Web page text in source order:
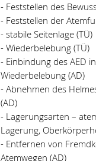
- Feststellen des
- Feststellen der
- stabile Seitenlage (TÜ)
- Wiederbelebung (TÜ)
- Einbindung des AED
Wiederbelebung (AD)
- Abnehmen des
(AD)
- Lagerungsarten –
Lagerung,
- Entfernen von
Atemwegen (AD)